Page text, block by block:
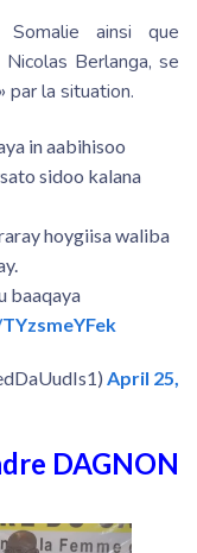
Somalie ainsi que
Nicolas Berlanga, se
par la situation.
in aabihisoo
sidoo kalana
hoygiisa waliba
baaqaya
April 25,
DAGNON